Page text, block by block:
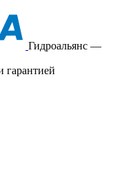
Гидроальянс —
гарантией